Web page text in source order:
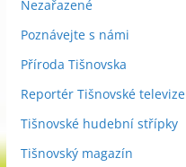
Nezařazené
Poznávejte s námi
Příroda Tišnovska
Reportér Tišnovské televize
Tišnovské hudební střípky
Tišnovský magazín